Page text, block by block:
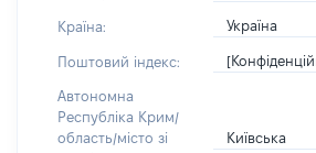
Країна: Україна
Поштовий індекс:
Автономна
Республіка Крим/
область/місто зі
Київська